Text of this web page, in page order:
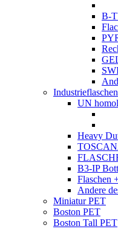
B-
Industrieflaschen
UN
Heavy
B3-IP
Flaschen
Andere
Miniatur PET
Boston PET
Boston Tall PET